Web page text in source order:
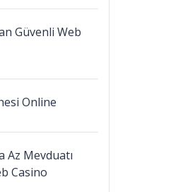
Güvenli Web
Online
Az Mevduatı
Casino